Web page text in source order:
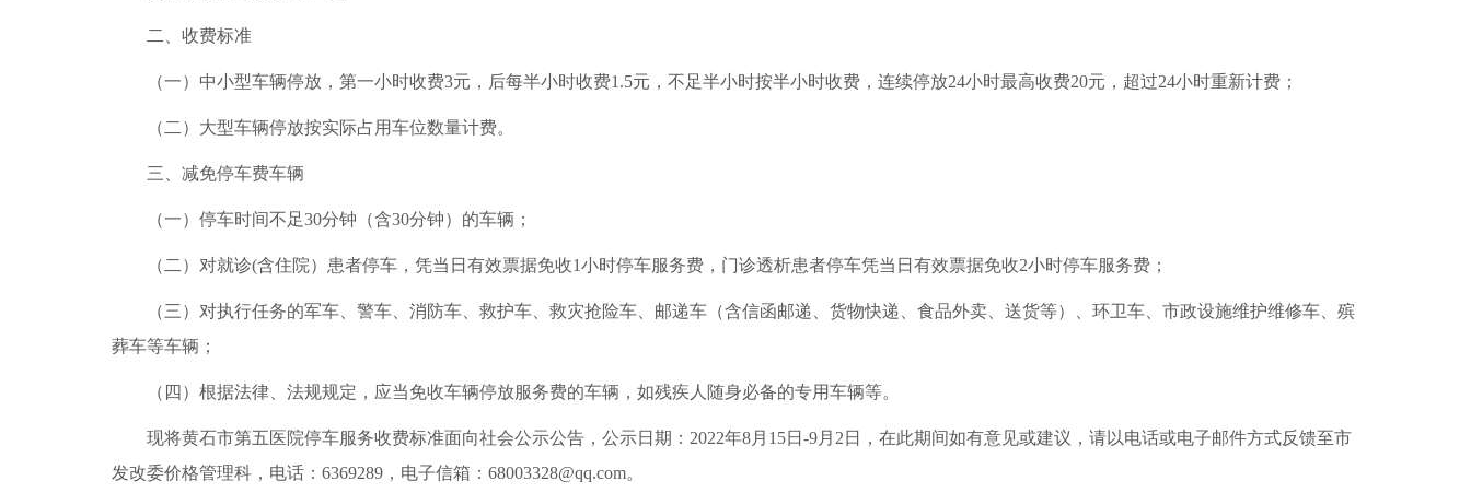
二、收费标准
（一）中小型车辆停放，第一小时收费3元，后每半小时收费1.5元，不足半小时按半小时收费，连续停放24小时最高收费20元，超过24小时重新计费；
（二）大型车辆停放按实际占用车位数量计费。
三、减免停车费车辆
（一）停车时间不足30分钟（含30分钟）的车辆；
（二）对就诊(含住院）患者停车，凭当日有效票据免收1小时停车服务费，门诊透析患者停车凭当日有效票据免收2小时停车服务费；
（三）对执行任务的军车、警车、消防车、救护车、救灾抢险车、邮递车（含信函邮递、货物快递、食品外卖、送货等）、环卫车、市政设施维护维修车、殡
葬车等车辆；
（四）根据法律、法规规定，应当免收车辆停放服务费的车辆，如残疾人随身必备的专用车辆等。
现将黄石市第五医院停车服务收费标准面向社会公示公告，公示日期：2022年8月15日-9月2日，在此期间如有意见或建议，请以电话或电子邮件方式反馈至市
发改委价格管理科，电话：6369289，电子信箱：68003328@qq.com。